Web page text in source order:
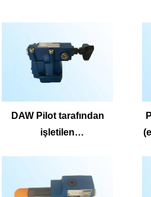
DAW Pilot tarafından
işletilen
DA ve DAW